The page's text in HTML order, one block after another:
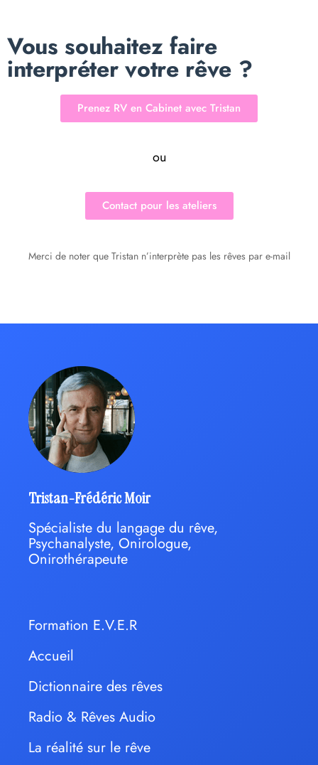
Vous souhaitez faire
interpréter votre rêve ?
Prenez RV en Cabinet avec Tristan
ou
Contact pour les ateliers
Merci de noter que Tristan n’interprète pas les rêves par e-mail
Tristan-Frédéric Moir
Spécialiste du langage du rêve,
Psychanalyste, Onirologue,
Onirothérapeute
Formation E.V.E.R
Accueil
Dictionnaire des rêves
Radio & Rêves Audio
La réalité sur le rêve